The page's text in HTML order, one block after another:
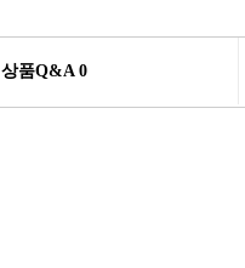
상품Q&A0